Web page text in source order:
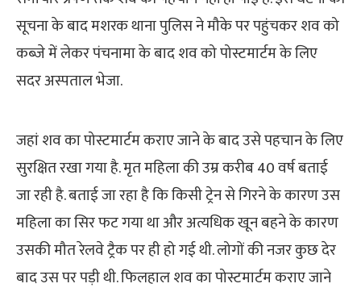
सूचना के बाद मशरक थाना पुलिस ने मौके पर पहुंचकर शव को
कब्जे में लेकर पंचनामा के बाद शव को पोस्टमार्टम के लिए
सदर अस्पताल भेजा.
जहां शव का पोस्टमार्टम कराए जाने के बाद उसे पहचान के लिए
सुरक्षित रखा गया है. मृत महिला की उम्र करीब 40 वर्ष बताई
जा रही है. बताई जा रहा है कि किसी ट्रेन से गिरने के कारण उस
महिला का सिर फट गया था और अत्यधिक खून बहने के कारण
उसकी मौत रेलवे ट्रैक पर ही हो गई थी. लोगों की नजर कुछ देर
बाद उस पर पड़ी थी. फिलहाल शव का पोस्टमार्टम कराए जाने